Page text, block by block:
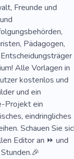
Retten
Punkt
Landkomplex
Pastor
Batterie
Freunde und
Pädagogen,
Alle Vorlagen in
kostenlos und
und ein
Projekt ein
eindringliches
Schauen Sie
Editor an ⏩ und